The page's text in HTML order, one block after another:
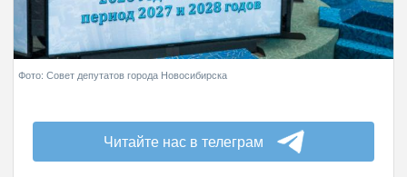
Фото: Совет депутатов города Новосибирска
Читайте нас в телеграм